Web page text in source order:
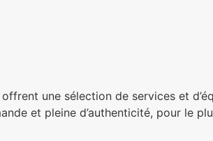
une sélection de services et
et pleine d’authenticité, pour le